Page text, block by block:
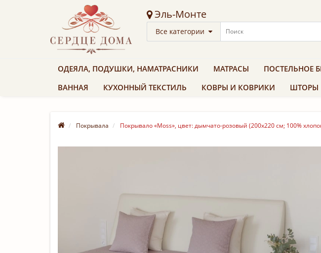
Эль-Монте
Все категории
ОДЕЯЛА, ПОДУШКИ, НАМАТРАСНИКИ МАТРАСЫ ПОСТЕЛЬНОЕ
ВАННАЯ
КУХОННЫЙ ТЕКСТИЛЬ КОВРЫ И КОВРИКИ ШТОРЫ
Покрывала Покрывало «Moss», цвет: дымчато-розовый (200х220 см; 100%